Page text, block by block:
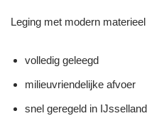
Leging met modern materieel
volledig geleegd
milieuvriendelijke afvoer
snel geregeld in